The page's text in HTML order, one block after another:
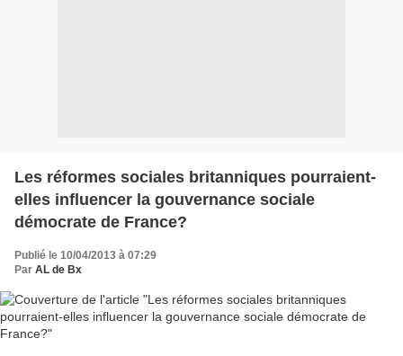
Les réformes sociales britanniques pourraient-
elles influencer la gouvernance sociale
démocrate de France?
Publié le 10/04/2013 à 07:29
Par AL de Bx